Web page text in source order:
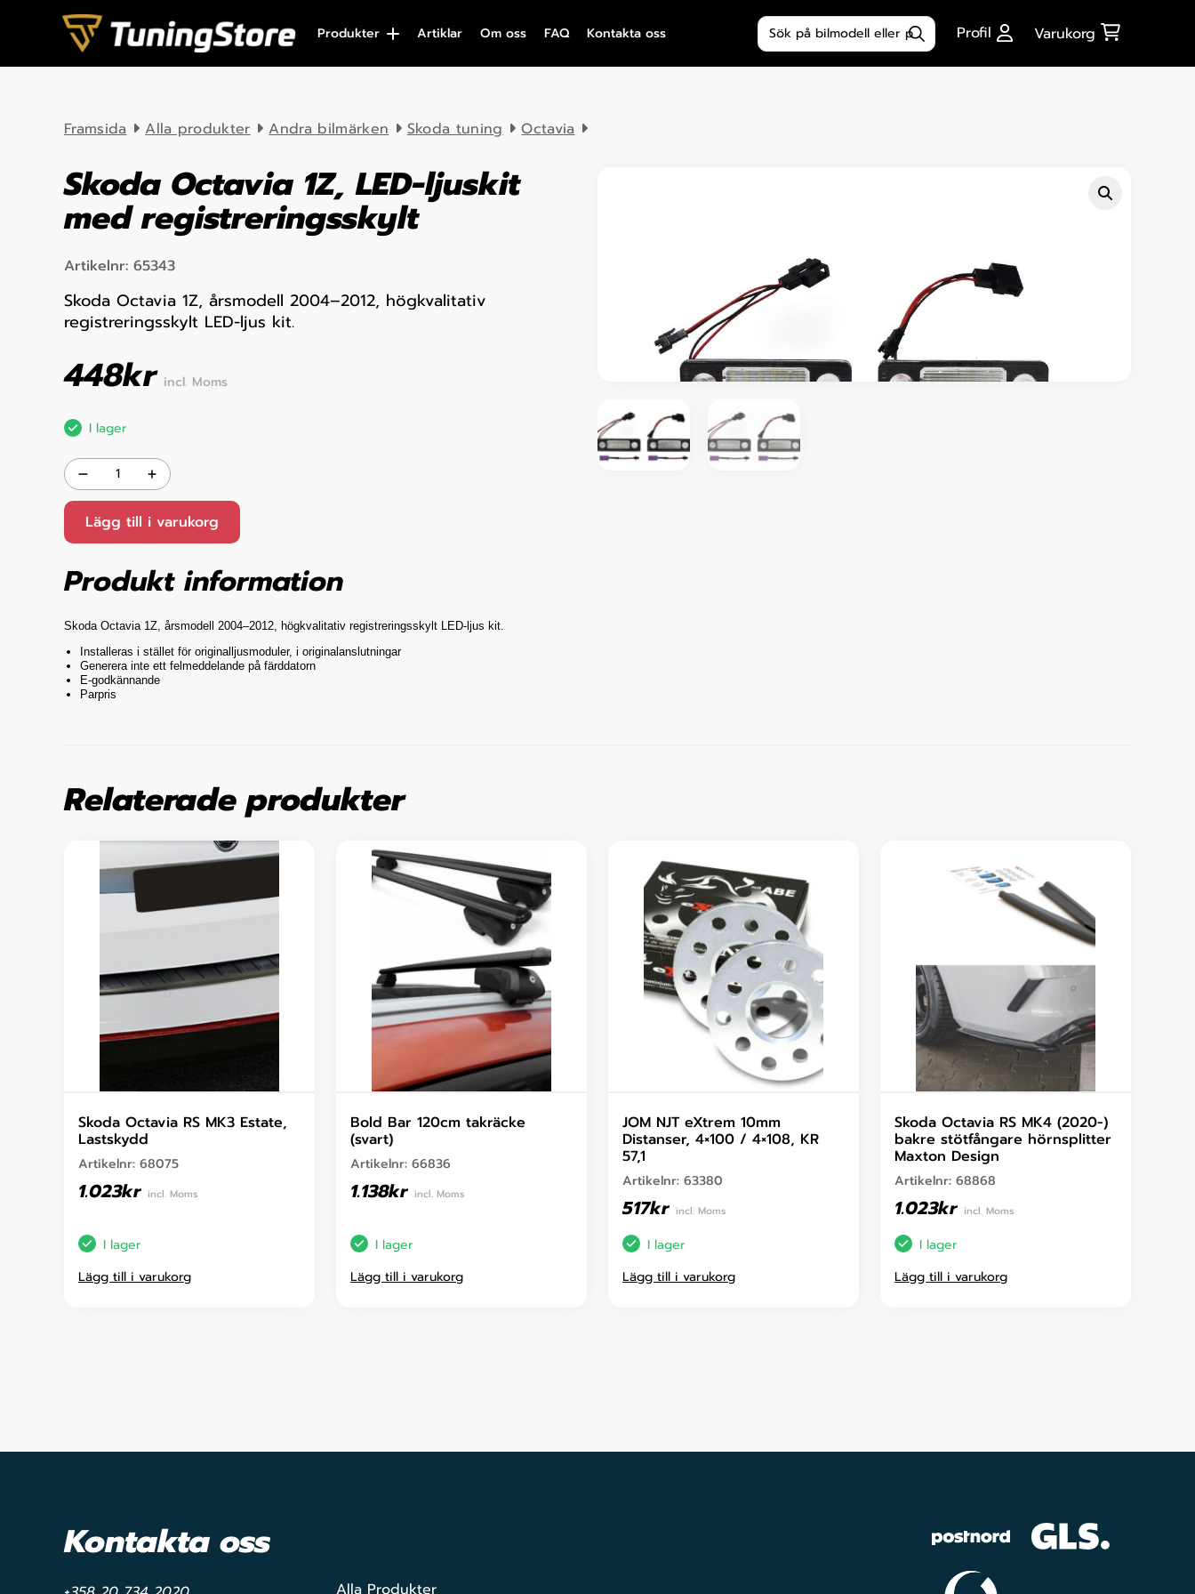
Skip to content
Produkter Artiklar Om oss FAQ Kontakta oss
Produktsökning
Profil Varukorg
Framsida Alla produkter Andra bilmärken Skoda tuning Octavia
Skoda Octavia 1Z, LED-ljuskit
med registreringsskylt
Artikelnr: 65343
Skoda Octavia 1Z, årsmodell 2004–2012, högkvalitativ
registreringsskylt LED-ljus kit.
448kr incl. Moms
I lager
Lägg till i varukorg
Produkt information
Skoda Octavia 1Z, årsmodell 2004–2012, högkvalitativ registreringsskylt LED-ljus kit.
Installeras i stället för originalljusmoduler, i originalanslutningar
Generera inte ett felmeddelande på färddatorn
E-godkännande
Parpris
Relaterade produkter
Skoda Octavia RS MK3 Estate,
Lastskydd
Artikelnr: 68075
1.023kr incl. Moms
I lager
Lägg till i varukorg
Bold Bar 120cm takräcke
(svart)
Artikelnr: 66836
1.138kr incl. Moms
I lager
Lägg till i varukorg
JOM NJT eXtrem 10mm
Distanser, 4×100 / 4×108, KR
57,1
Artikelnr: 63380
517kr incl. Moms
I lager
Lägg till i varukorg
Skoda Octavia RS MK4 (2020-)
bakre stötfångare hörnsplitter
Maxton Design
Artikelnr: 68868
1.023kr incl. Moms
I lager
Lägg till i varukorg
Kontakta oss